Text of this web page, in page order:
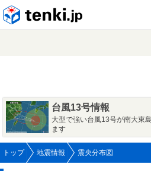
台風13号情報
大型で強い台風13号が南大東
ます
トップ 地震情報 震央分布図